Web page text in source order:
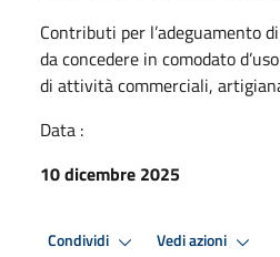
Contributi per l’adeguamento
da concedere in comodato
di attività commerciali,
Data :
10 dicembre 2025
Condividi Vedi azioni